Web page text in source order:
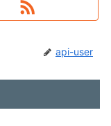
api-user